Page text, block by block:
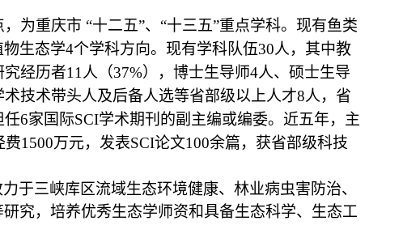
为重庆市 “十二五”、 “十三五”重点学科。现有鱼类
生态学4个学科方向。现有学科队伍30人，其中教
究经历者11 人（37%），博士生导师4人、硕士生导
技术带头人及后备人选等省部级以上人才8人，省
任6家国际SCI学术期刊的副主编或编委。近五年，主
费1500万元，发表SCI论文100余篇，获省部级科技
于三峡库区流域生态环境健康、林业病虫害防治、
究，培养优秀生态学师资和具备生态科学、生态工